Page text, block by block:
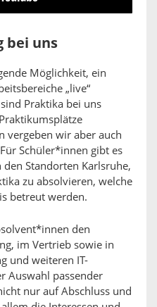
bei uns
Möglichkeit, ein
„live“
Praktika bei uns
vergeben wir aber auch
Schüler*innen gibt es
Standorten Karlsruhe,
zu absolvieren, welche
betreut werden.
den
im Vertrieb sowie in
und weiteren IT-
Auswahl passender
nur auf Abschluss und